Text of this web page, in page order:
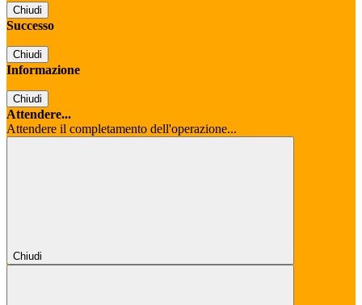
Chiudi
Successo
Chiudi
Informazione
Chiudi
Attendere...
Attendere il completamento dell'operazione...
Chiudi